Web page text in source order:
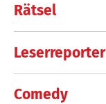
Rätsel
Leserreporter
Comedy